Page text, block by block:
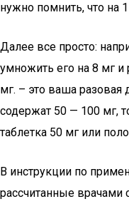
нужно помнить, что на
Далее все просто:
умножить его на 8 мг и
мг. – это ваша разовая
содержат 50 — 100 мг,
таблетка 50 мг или
В инструкции по
рассчитанные